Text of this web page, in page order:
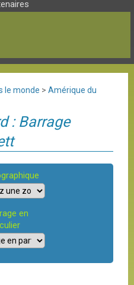
le monde > Amérique du
: Barrage
en